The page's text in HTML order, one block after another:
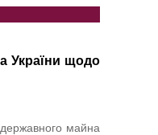
України щодо
майна